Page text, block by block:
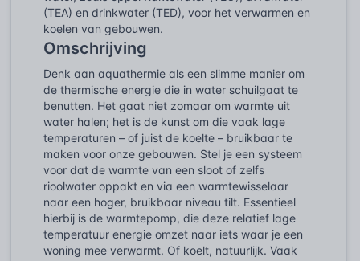
(TEA) en drinkwater (TED), voor het verwarmen en
koelen van gebouwen.
Omschrijving
Denk aan aquathermie als een slimme manier om
de thermische energie die in water schuilgaat te
benutten. Het gaat niet zomaar om warmte uit
water halen; het is de kunst om die vaak lage
temperaturen – of juist de koelte – bruikbaar te
maken voor onze gebouwen. Stel je een systeem
voor dat de warmte van een sloot of zelfs
rioolwater oppakt en via een warmtewisselaar
naar een hoger, bruikbaar niveau tilt. Essentieel
hierbij is de warmtepomp, die deze relatief lage
temperatuur energie omzet naar iets waar je een
woning mee verwarmt. Of koelt, natuurlijk. Vaak